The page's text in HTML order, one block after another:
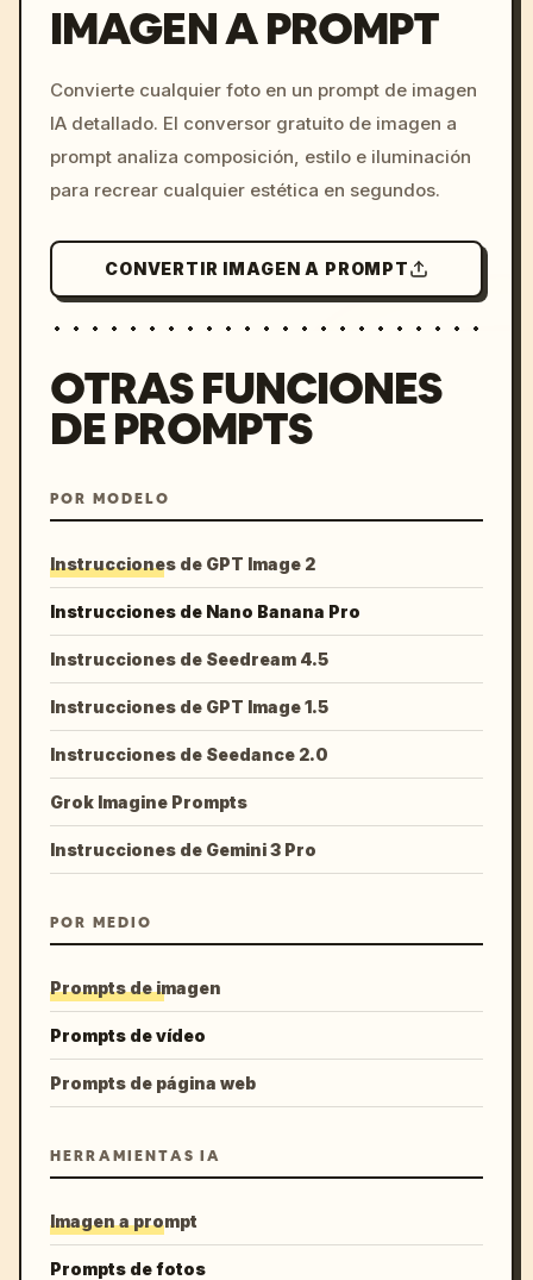
c, cyberpunk sunset, neon
colors, 8k --v 6.0
IMAGEN A PROMPT
Convierte cualquier foto en un prompt de imagen
IA detallado. El conversor gratuito de imagen a
prompt analiza composición, estilo e iluminación
para recrear cualquier estética en segundos.
CONVERTIR IMAGEN A PROMPT
OTRAS FUNCIONES
DE PROMPTS
POR MODELO
Instrucciones de GPT Image 2
Instrucciones de Nano Banana Pro
Instrucciones de Seedream 4.5
Instrucciones de GPT Image 1.5
Instrucciones de Seedance 2.0
Grok Imagine Prompts
Instrucciones de Gemini 3 Pro
POR MEDIO
Prompts de imagen
Prompts de vídeo
Prompts de página web
HERRAMIENTAS IA
Imagen a prompt
Prompts de fotos